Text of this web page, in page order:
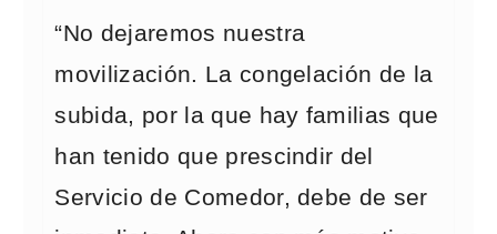
“No dejaremos nuestra
movilización. La congelación de la
subida, por la que hay familias que
han tenido que prescindir del
Servicio de Comedor, debe de ser